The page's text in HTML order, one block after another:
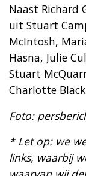
Naast Richard
uit Stuart
McIntosh,
Hasna, Julie
Stuart
Charlotte
Foto:
* Let op: we
links, waarbij